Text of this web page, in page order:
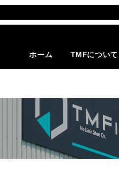
ホーム TMFについて
機材紹介